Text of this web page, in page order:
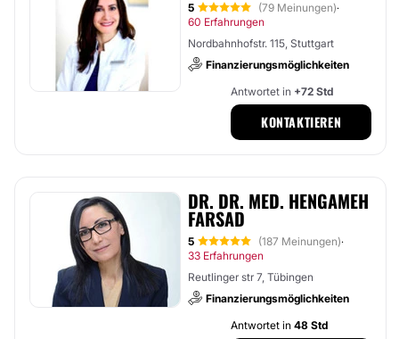
5 (79 Meinungen)·
60 Erfahrungen
Nordbahnhofstr. 115, Stuttgart
Finanzierungsmöglichkeiten
Antwortet in +72 Std
KONTAKTIEREN
DR. DR. MED. HENGAMEH
FARSAD
5 (187 Meinungen)·
33 Erfahrungen
Reutlinger str 7, Tübingen
Finanzierungsmöglichkeiten
Antwortet in 48 Std